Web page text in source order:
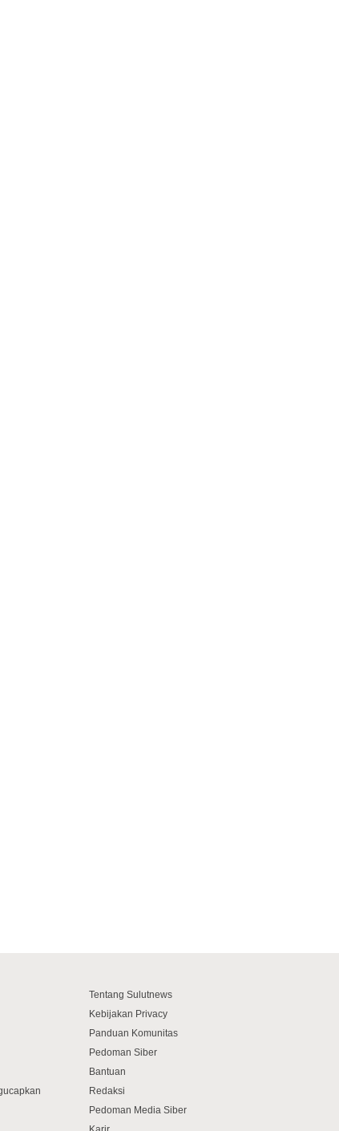
Tentang Sulutnews
Kebijakan Privacy
Panduan Komunitas
Pedoman Siber
Bantuan
Redaksi
Pedoman Media Siber